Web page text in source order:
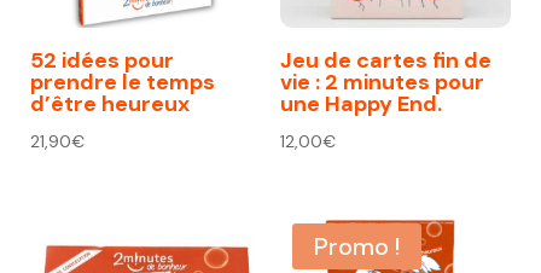
52 idées pour
prendre le temps
d’être heureux
21,90€
Jeu de cartes fin de
vie : 2 minutes pour
une Happy End.
12,00€
Promo !